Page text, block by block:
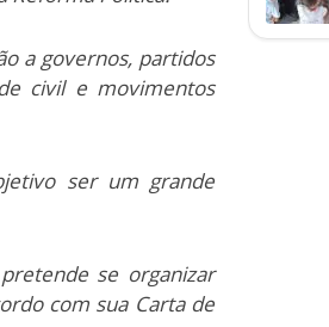
a governos, partidos
civil e movimentos
ser um grande
se organizar
com sua Carta de